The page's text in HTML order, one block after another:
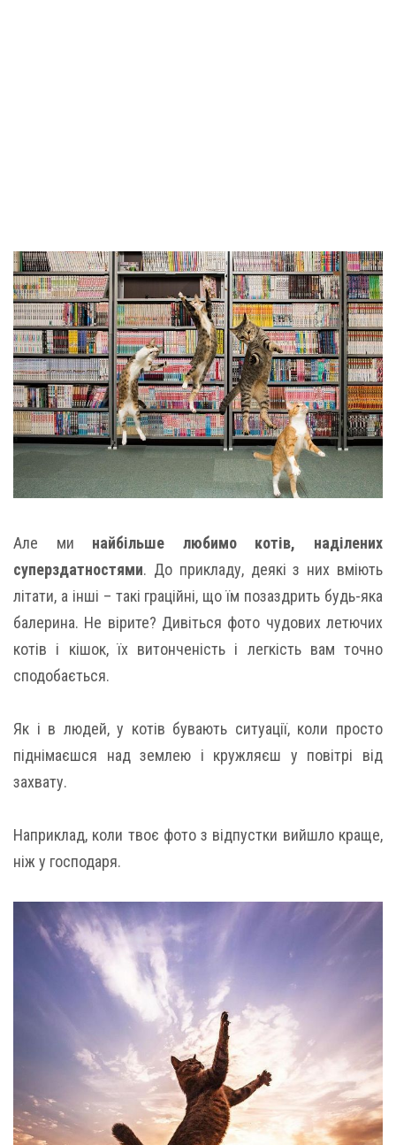
Але ми найбільше любимо котів, наділених
суперздатностями. До прикладу, деякі з них вміють
літати, а інші – такі граційні, що їм позаздрить будь-яка
балерина. Не вірите? Дивіться фото чудових летючих
котів і кішок, їх витонченість і легкість вам точно
сподобається.
Як і в людей, у котів бувають ситуації, коли просто
піднімаєшся над землею і кружляєш у повітрі від
захвату.
Наприклад, коли твоє фото з відпустки вийшло краще,
ніж у господаря.